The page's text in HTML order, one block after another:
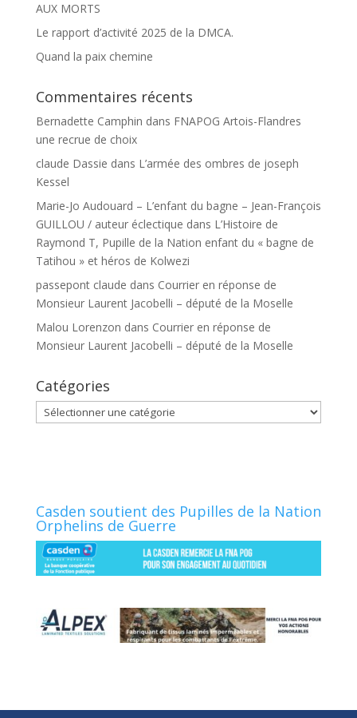
AUX MORTS
Le rapport d’activité 2025 de la DMCA.
Quand la paix chemine
Commentaires récents
Bernadette Camphin dans FNAPOG Artois-Flandres
une recrue de choix
claude Dassie dans L’armée des ombres de joseph
Kessel
Marie-Jo Audouard – L’enfant du bagne – Jean-François
GUILLOU / auteur éclectique dans L’Histoire de
Raymond T, Pupille de la Nation enfant du « bagne de
Tatihou » et héros de Kolwezi
passepont claude dans Courrier en réponse de
Monsieur Laurent Jacobelli – député de la Moselle
Malou Lorenzon dans Courrier en réponse de
Monsieur Laurent Jacobelli – député de la Moselle
Catégories
Catégories
Casden soutient des Pupilles de la Nation
Orphelins de Guerre